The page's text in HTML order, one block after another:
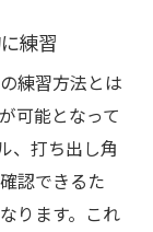
練習
練習方法とは
可能となって
、打ち出し角
認できるた
ります。これ